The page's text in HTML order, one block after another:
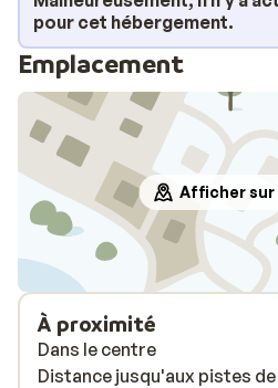
pour cet hébergement.
Emplacement
Afficher sur
À proximité
Dans le centre
Distance jusqu'aux pistes de